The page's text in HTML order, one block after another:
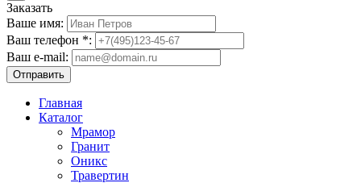
Заказать
Ваше имя:
Ваш телефон *:
Ваш e-mail:
Отправить
Главная
Каталог
Мрамор
Гранит
Оникс
Травертин